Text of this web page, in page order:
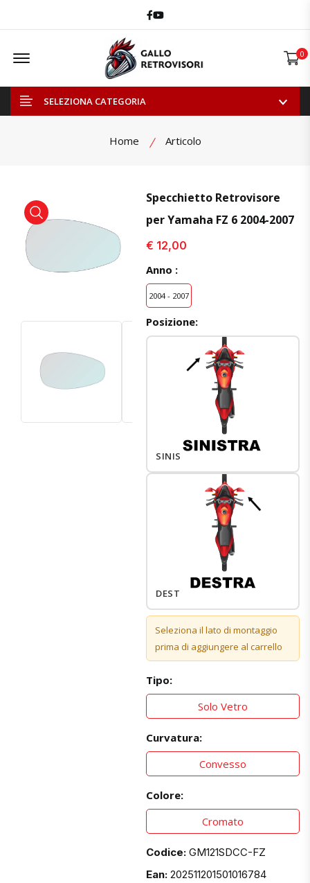
Facebook
Youtube
Offcanvas Menu Open 0
SELEZIONA CATEGORIA
Home Articolo
visualizza prodotto visualizza prodotto
Specchietto Retrovisore
per Yamaha FZ 6 2004-2007
€ 12,00
Anno :
2004 - 2007
Posizione:
SINISTRO
DESTRO
Seleziona il lato di montaggio
prima di aggiungere al carrello
Tipo:
Solo Vetro
Curvatura:
Convesso
Colore:
Cromato
Codice: GM121SDCC-FZ
Ean: 202511201501016784